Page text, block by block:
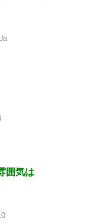
囲気は